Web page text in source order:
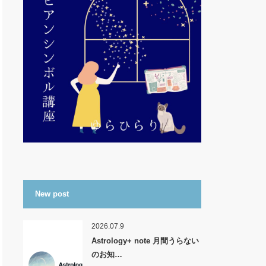
New post
2026.07.9
Astrology+ note 月間うらない
のお知…